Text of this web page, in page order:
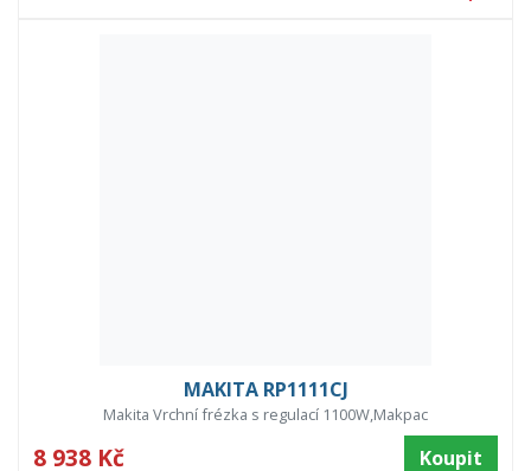
MAKITA RP1111CJ
Makita Vrchní frézka s regulací 1100W,Makpac
8 938 Kč Koupit